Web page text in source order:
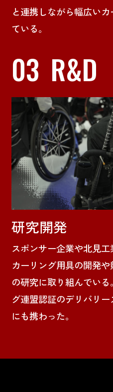
と連携しながら幅広い
ている。
03 R&D
研究開発
スポンサー企業や北見
カーリング用具の開発
の研究に取り組んでい
グ連盟認証のデリバリ
にも携わった。